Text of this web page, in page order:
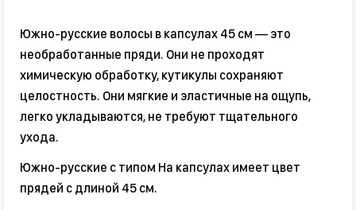
Южно-русские волосы в капсулах 45 см — это
необработанные пряди. Они не проходят
химическую обработку, кутикулы сохраняют
целостность. Они мягкие и эластичные на ощупь,
легко укладываются, не требуют тщательного
ухода.
Южно-русские с типом На капсулах имеет цвет
прядей с длиной 45 см.